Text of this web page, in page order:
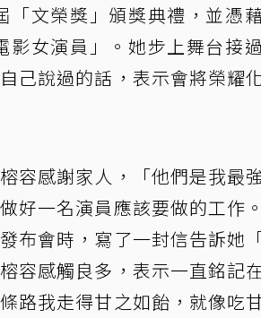
文榮獎」頒獎典禮，並憑
影女演員」。她步上舞台接
己說過的話，表示會將榮耀
容感謝家人，「他們是我最
好一名演員應該要做的工作
布會時，寫了一封信告訴她
容感觸良多，表示一直銘記
路我走得甘之如飴，就像吃